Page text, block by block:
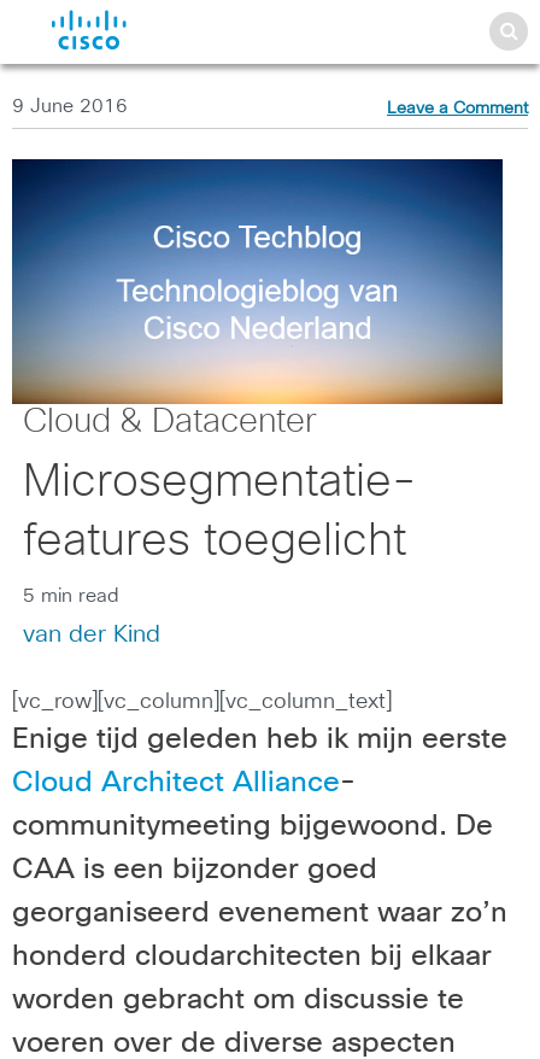
9 June 2016 Leave a Comment
Cloud & Datacenter
Microsegmentatie-
features toegelicht
5 min read
van der Kind
[vc_row][vc_column][vc_column_text]
Enige tijd geleden heb ik mijn eerste
Cloud Architect Alliance-
communitymeeting bijgewoond. De
CAA is een bijzonder goed
georganiseerd evenement waar zo’n
honderd cloudarchitecten bij elkaar
worden gebracht om discussie te
voeren over de diverse aspecten